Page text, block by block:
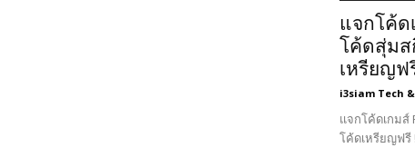
แจกโค้ด
โค้ดสุ่มส
เหรียญฟ
i3siam Tech
แจกโค้ดเกมส์
โค้ดเหรียญฟรี